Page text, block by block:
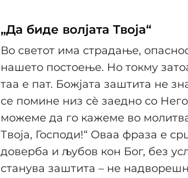
„Да биде волјата Твоја“
Во светот има страдање,
нашето постоење. Но токму
таа е пат. Божјата заштита не
се помине низ сè заедно со
можеме да го кажеме во молитва
Твоја, Господи!“ Оваа фраза е
доверба и љубов кон Бог, без
станува заштита – не